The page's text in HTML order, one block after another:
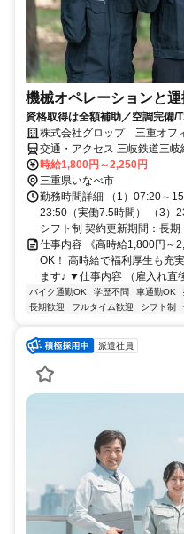
機械オペレーションと
資格取得は全額補助／空調完備/
株式会社グロップ 三重オフ
交通・アクセス 三岐鉄道三
時給1,800円～2,250円
三重県いなべ市
勤務時間詳細 （1）07:20～
23:50（実働7.5時間） （3）
シフト制 契約更新期間：長期
仕事内容 《高時給1,800円～
OK！ 高時給で福利厚生も充
ます♪ ▼仕事内容 （雇入れ直
バイク通勤OK 学歴不問 車通勤OK
長期歓迎
フルタイム歓迎 シフト制
派遣社員